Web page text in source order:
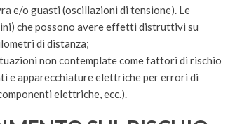
e/o guasti (oscillazioni di tensione). Le
che possono avere effetti distruttivi su
di distanza;
non contemplate come fattori di rischio
e apparecchiature elettriche per errori di
elettriche, ecc.).